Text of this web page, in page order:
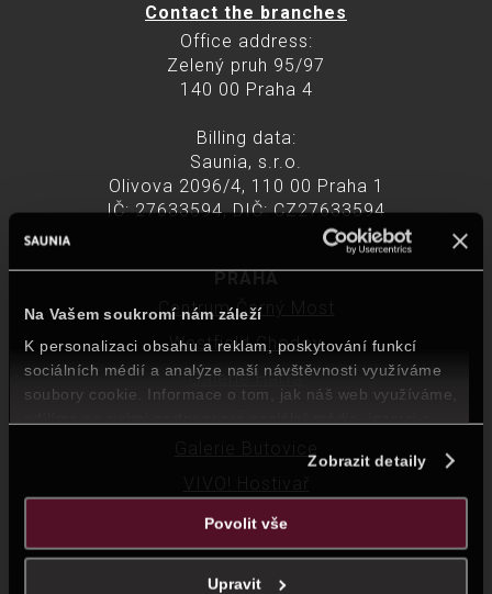
Na Vašem soukromí nám záleží
K personalizaci obsahu a reklam, poskytování funkcí
sociálních médií a analýze naší návštěvnosti využíváme
soubory cookie. Informace o tom, jak náš web využíváme,
informacemi, které jste jim poskytli nebo které jste získali v
Zobrazit detaily
Povolit vše
Upravit
Contact the branches
Office address:
Zelený pruh 95/97
140 00 Praha 4
Billing data:
Saunia, s.r.o.
Olivova 2096/4, 110 00 Praha 1
IČ: 27633594, DIČ: CZ27633594
PRAHA
Centrum Černý Most
Westfield Chodov
Galerie Harfa
LETMO Brno